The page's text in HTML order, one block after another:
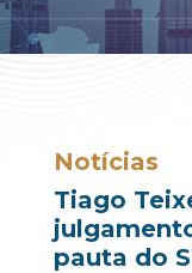
Notícias
Tiago
pauta do